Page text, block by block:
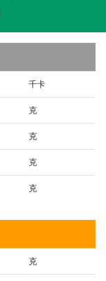
千卡
克
克
克
克
克